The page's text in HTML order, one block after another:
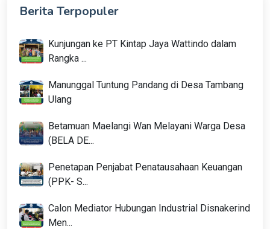
Berita Terpopuler
Kunjungan ke PT Kintap Jaya Wattindo dalam
Rangka ...
Manunggal Tuntung Pandang di Desa Tambang
Ulang
Betamuan Maelangi Wan Melayani Warga Desa
(BELA DE...
Penetapan Penjabat Penatausahaan Keuangan
(PPK- S...
Calon Mediator Hubungan Industrial Disnakerind
Men...